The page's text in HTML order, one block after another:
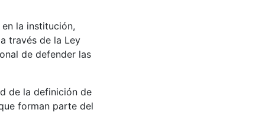
la institución,
través de la Ley
de defender las
de la definición de
forman parte del